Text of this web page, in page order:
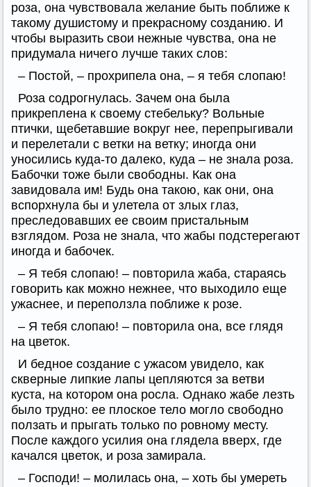
роза, она чувствовала желание быть поближе к
такому душистому и прекрасному созданию. И
чтобы выразить свои нежные чувства, она не
придумала ничего лучше таких слов:
– Постой, – прохрипела она, – я тебя слопаю!
Роза содрогнулась. Зачем она была
прикреплена к своему стебельку? Вольные
птички, щебетавшие вокруг нее, перепрыгивали
и перелетали с ветки на ветку; иногда они
уносились куда-то далеко, куда – не знала роза.
Бабочки тоже были свободны. Как она
завидовала им! Будь она такою, как они, она
вспорхнула бы и улетела от злых глаз,
преследовавших ее своим пристальным
взглядом. Роза не знала, что жабы подстерегают
иногда и бабочек.
– Я тебя слопаю! – повторила жаба, стараясь
говорить как можно нежнее, что выходило еще
ужаснее, и переползла поближе к розе.
– Я тебя слопаю! – повторила она, все глядя
на цветок.
И бедное создание с ужасом увидело, как
скверные липкие лапы цепляются за ветви
куста, на котором она росла. Однако жабе лезть
было трудно: ее плоское тело могло свободно
ползать и прыгать только по ровному месту.
После каждого усилия она глядела вверх, где
качался цветок, и роза замирала.
– Господи! – молилась она, – хоть бы умереть